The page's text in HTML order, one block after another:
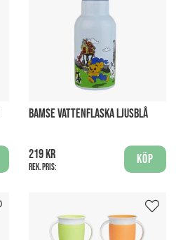
BAMSE VATTENFLASKA LJUSBLÅ
219 kr
Rek. pris:
Köp